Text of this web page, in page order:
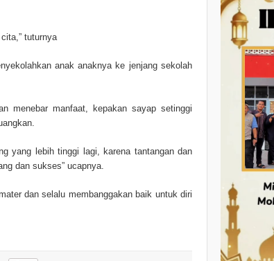
tuturnya
anak anaknya ke jenjang sekolah
menebar manfaat, kepakan sayap setinggi
yang lebih tinggi lagi, karena tantangan dan
dan sukses” ucapnya.
dan selalu membanggakan baik untuk diri